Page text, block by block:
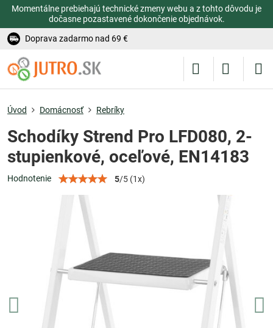
Momentálne prebiehajú technické zmeny webu a z tohto dôvodu je
dočasne pozastavené dokončenie objednávok.
Doprava zadarmo nad 69 €
Úvod Domácnosť Rebríky
Schodíky Strend Pro LFD080, 2-
stupienkové, oceľové, EN14183
Hodnotenie 5/5 (1x)